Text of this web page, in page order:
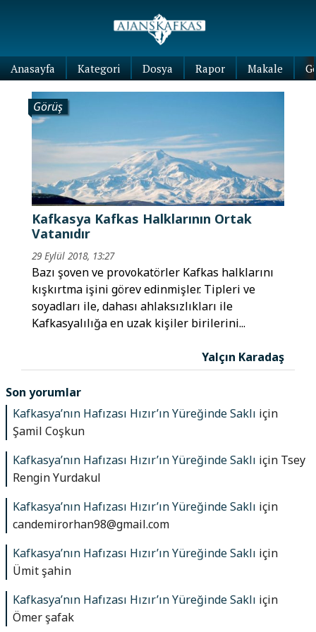
Anasayfa Kategori Dosya Rapor Makale
Görüş
Kafkasya Kafkas Halklarının Ortak
Vatanıdır
29 Eylül 2018, 13:27
Bazı şoven ve provokatörler Kafkas halklarını
kışkırtma işini görev edinmişler. Tipleri ve
soyadları ile, dahası ahlaksızlıkları ile
Kafkasyalılığa en uzak kişiler birilerini...
Yalçın Karadaş
Son yorumlar
Kafkasya’nın Hafızası Hızır’ın Yüreğinde Saklı için
Şamil Coşkun
Kafkasya’nın Hafızası Hızır’ın Yüreğinde Saklı için Tsey
Rengin Yurdakul
Kafkasya’nın Hafızası Hızır’ın Yüreğinde Saklı için
candemirorhan98@gmail.com
Kafkasya’nın Hafızası Hızır’ın Yüreğinde Saklı için
Ümit şahin
Kafkasya’nın Hafızası Hızır’ın Yüreğinde Saklı için
Ömer şafak